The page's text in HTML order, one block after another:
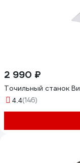
2 990 ₽
Точильный станок
4.4(146)